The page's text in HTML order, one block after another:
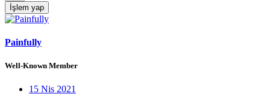
İşlem yap
Painfully
Well-Known Member
15 Nis 2021